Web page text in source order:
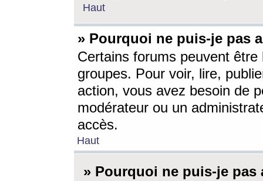
Haut
» Pourquoi ne puis-je pas
Certains forums peuvent être
groupes. Pour voir, lire,
action, vous avez besoin de
modérateur ou un
accès.
Haut
» Pourquoi ne puis-je